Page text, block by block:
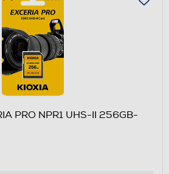
PRO NPR1 UHS-II 256GB-